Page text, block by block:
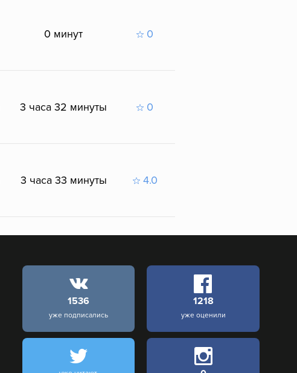
0 минут 0
3 часа 32 минуты 0
3 часа 33 минуты 4.0
1536
уже подписались
1218
уже оценили